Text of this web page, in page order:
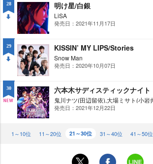
28
WN
明け星/白銀
LiSA
発売日：2021年11月17日
29
WN
KISSIN’ MY LIPS/Stories
Snow Man
発売日：2020年10月07日
30 六本木サディスティックナイト
発売日：2021年12月22日
1～10位 11～20位 21～30位 31～40位 41～50位